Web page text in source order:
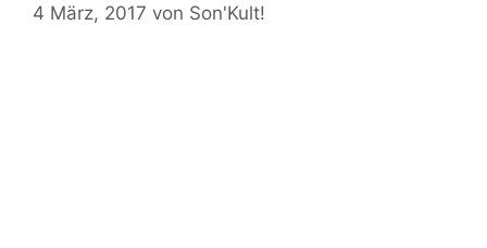
4 März, 2017 von Son'Kult!